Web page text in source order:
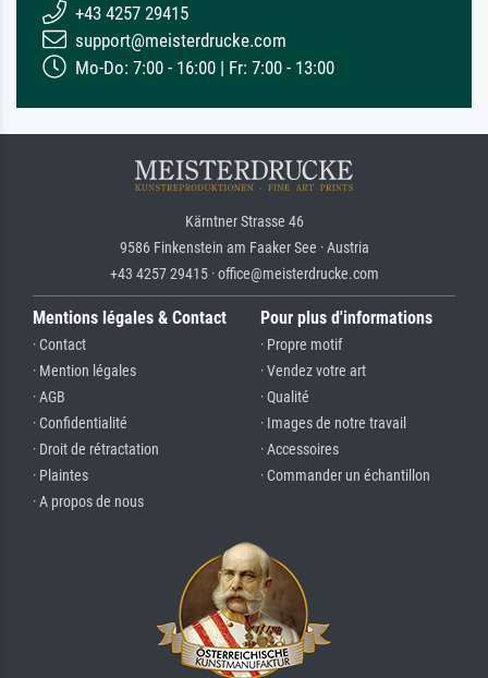
+43 4257 29415
support@meisterdrucke.com
Mo-Do: 7:00 - 16:00 | Fr: 7:00 - 13:00
Kärntner Strasse 46
9586 Finkenstein am Faaker See · Austria
+43 4257 29415 · office@meisterdrucke.com
Mentions légales & Contact
· Contact
· Mention légales
· AGB
· Confidentialité
· Droit de rétractation
· Plaintes
· A propos de nous
Pour plus d'informations
· Propre motif
· Vendez votre art
· Qualité
· Images de notre travail
· Accessoires
· Commander un échantillon